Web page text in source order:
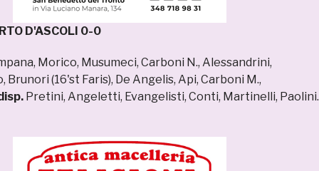
D'ASCOLI 0-0
Morico, Musumeci, Carboni N., Alessandrini,
Brunori (16'st Faris), De Angelis, Api, Carboni M.,
Pretini, Angeletti, Evangelisti, Conti, Martinelli, Paolini.